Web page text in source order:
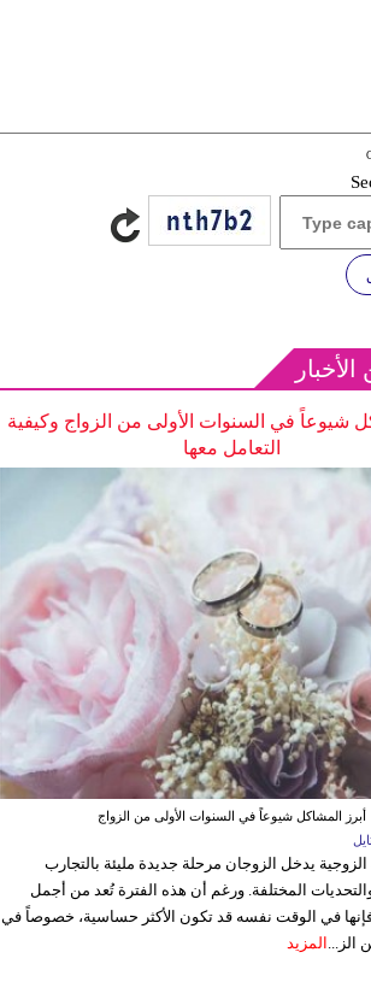
شيوعاً في السنوات الأولى من الزواج وكيفية
التعامل معها
أبرز المشاكل شيوعاً في السنوات الأولى من الزواج
الزوجية يدخل الزوجان مرحلة جديدة مليئة بالتجارب
المختلفة. ورغم أن هذه الفترة تُعد من أجمل
في الوقت نفسه قد تكون الأكثر حساسية، خصوصاً في
الز... المزيد